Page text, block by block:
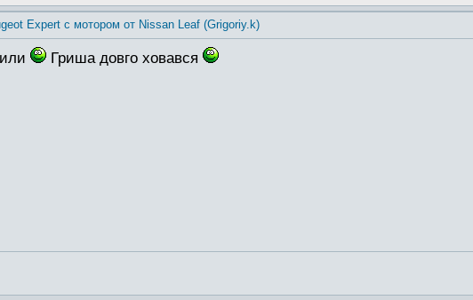
Expert с мотором от Nissan Leaf (Grigoriy.k)
Гриша довго ховався